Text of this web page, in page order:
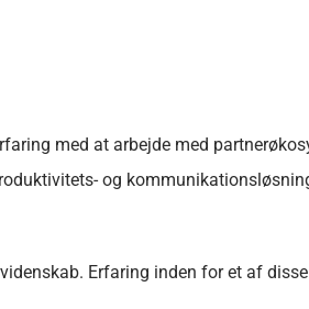
med at arbejde med
og
Erfaring inden for et af